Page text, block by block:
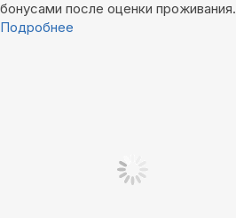
бонусами после оценки проживания.
Подробнее